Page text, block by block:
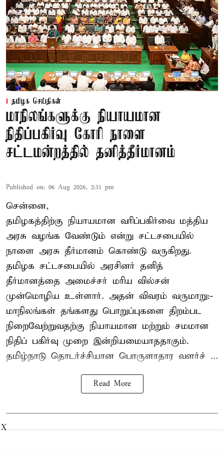
தமிழக செய்திகள்
மாநிலங்களுக்கு நியாயமான
நிதிப்பகிர்வு கோரி நாளை
சட்டமன்றத்தில் தனித்தீர்மானம்
Published on: 06 Aug 2026, 2:31 pm
சென்னை,
தமிழகத்திற்கு நியாயமான வரிப்பகிர்வை மத்திய
அரசு வழங்க வேண்டும் என்று சட்டசபையில்
நாளை அரசு தீர்மானம் கொண்டு வருகிறது.
தமிழக சட்டசபையில் அரசினர் தனித்
தீர்மானத்தை அமைச்சர் மரிய வில்சன்
முன்மொழிய உள்ளார். அதன் விவரம் வருமாறு:-
மாநிலங்கள் தங்களது பொறுப்புகளை திறம்பட
நிறைவேற்றுவதற்கு நியாயமான மற்றும் சமமான
நிதிப் பகிர்வு முறை இன்றியமையாததாகும்.
தமிழ்நாடு தொடர்ச்சியான பொருளாதார வளர்ச் ...
Read More
X